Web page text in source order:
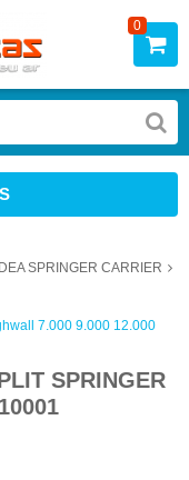
0
SPRINGER CARRIER
7.000 9.000 12.000
SPRINGER